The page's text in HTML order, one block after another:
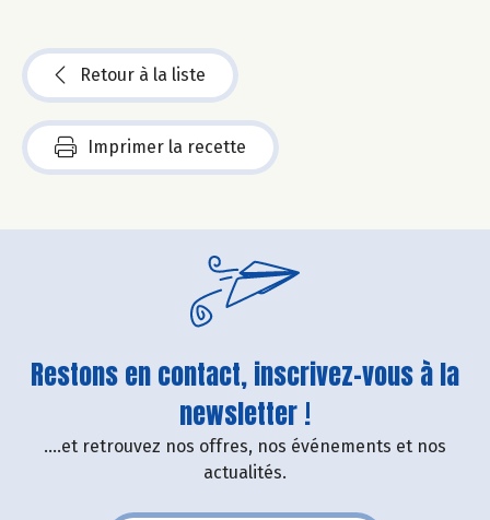
Retour à la liste
Imprimer la recette
Restons en contact, inscrivez-vous à la
newsletter !
....et retrouvez nos offres, nos événements et nos
actualités.